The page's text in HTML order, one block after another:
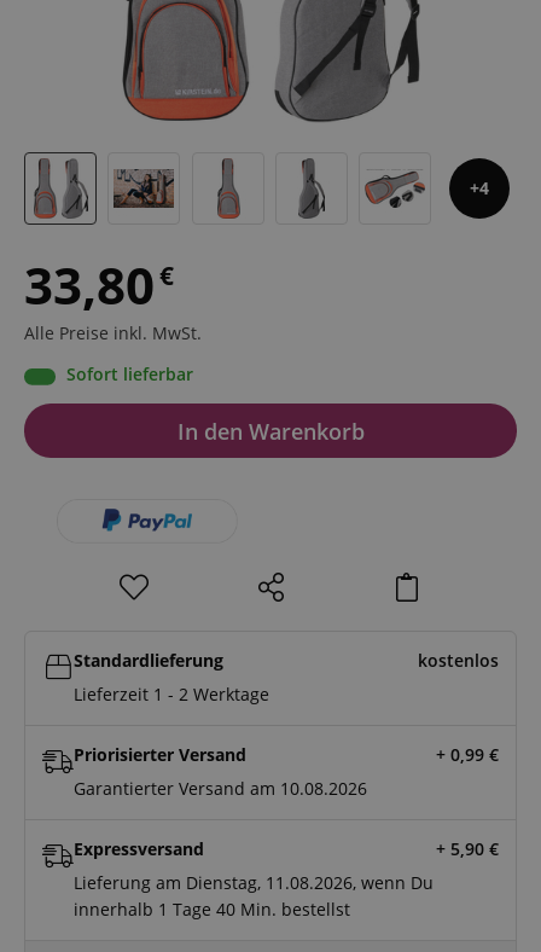
4
33,80€
Alle Preise inkl. MwSt.
Sofort lieferbar
In den Warenkorb
Standardlieferung
kostenlos
Lieferzeit 1 - 2 Werktage
Priorisierter Versand + 0,99 €
Garantierter Versand am 10.08.2026
Expressversand + 5,90 €
Lieferung am Dienstag, 11.08.2026, wenn Du
innerhalb 1 Tage 40 Min. bestellst